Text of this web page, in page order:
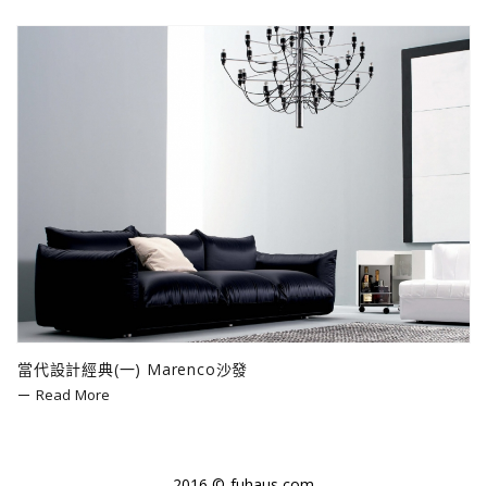
當代設計經典(一) Marenco沙發
Read More